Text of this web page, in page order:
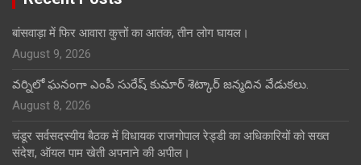
बांसवाड़ा में फिर आवारा कुत्तों का आतंक, तीन लोग घायल।
August 9, 2026
వర్నిలో ఘనంగా ఎంపీ సురేష్ కుమార్ శెట్కార్ జన్మదిన వేడుకలు.
August 8, 2026
चंडूर सर्वसदस्यीय बैठक में विधायक राजगोपाल रेड्डी का अधिकारियों को सख्त
संदेश, ऑयल पाम खेती अपनाने की अपील।